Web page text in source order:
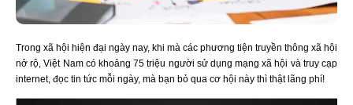
Trong xã hội hiện đại ngày nay, khi mà các phương tiện truyền thông xã hội
nở rộ, Việt Nam có khoảng 75 triệu người sử dụng mạng xã hội và truy cạp
internet, đọc tin tức mỗi ngày, mà bạn bỏ qua cơ hội này thì thật lãng phí!